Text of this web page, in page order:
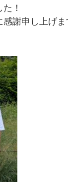
！
感謝申し上げま